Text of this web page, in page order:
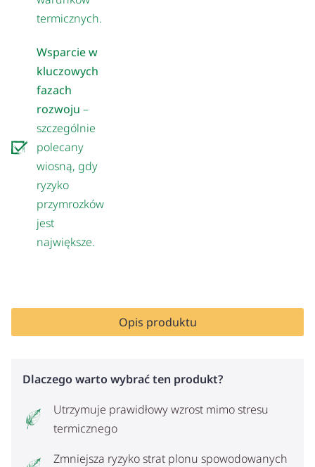
termicznych.
Wsparcie w
kluczowych
fazach
rozwoju –
szczególnie
polecany
wiosną, gdy
ryzyko
przymrozków
jest
największe.
Opis produktu
Dlaczego warto wybrać ten produkt?
Utrzymuje prawidłowy wzrost mimo stresu
termicznego
Zmniejsza ryzyko strat plonu spowodowanych